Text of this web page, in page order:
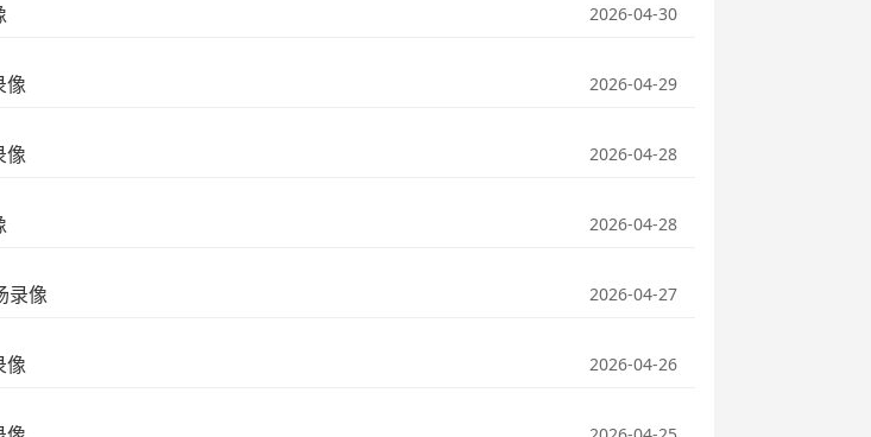
2026-04-30
像 2026-04-29
像 2026-04-28
2026-04-28
录像 2026-04-27
像 2026-04-26